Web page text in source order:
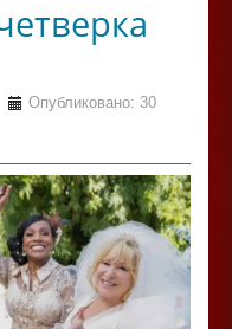
Опубликовано: 30